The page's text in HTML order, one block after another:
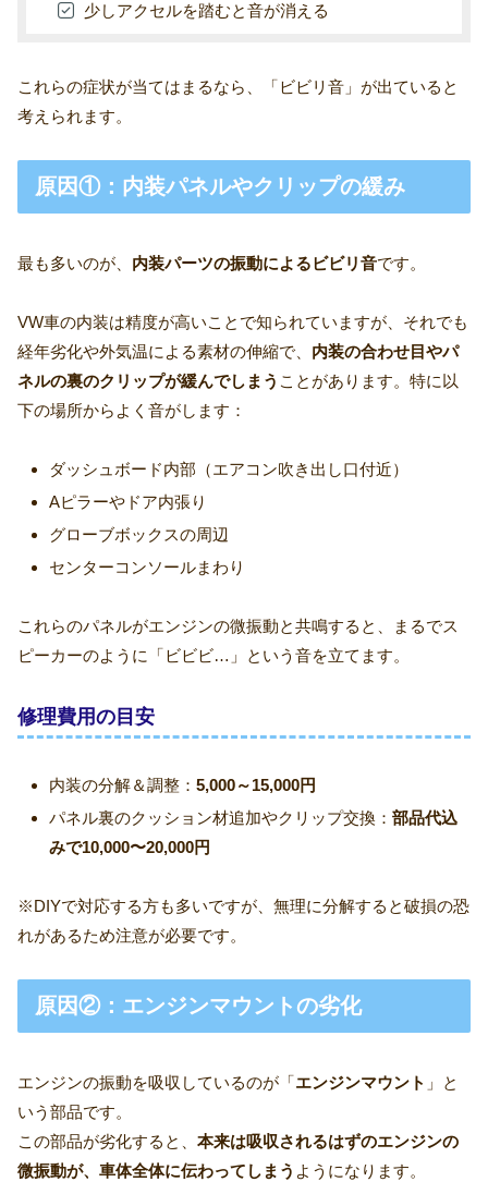
少しアクセルを踏むと音が消える
これらの症状が当てはまるなら、「ビビリ音」が出ていると
考えられます。
原因①：内装パネルやクリップの緩み
最も多いのが、 内装パーツの振動によるビビリ音です。
VW車の内装は精度が高いことで知られていますが、それでも
経年劣化や外気温による素材の伸縮で、 内装の合わせ目やパ
ネルの裏のクリップが緩んでしまう ことがあります。特に以
下の場所からよく音がします：
ダッシュボード内部（エアコン吹き出し口付近）
Aピラーやドア内張り
グローブボックスの周辺
センターコンソールまわり
これらのパネルがエンジンの微振動と共鳴すると、まるでス
ピーカーのように「ビビビ…」という音を立てます。
修理費用の目安
内装の分解＆調整： 5,000～15,000円
パネル裏のクッション材追加やクリップ交換： 部品代込
みで10,000〜20,000円
※DIYで対応する方も多いですが、無理に分解すると破損の恐
れがあるため注意が必要です。
原因②：エンジンマウントの劣化
エンジンの振動を吸収しているのが「エンジンマウント 」と
いう部品です。
この部品が劣化すると、 本来は吸収されるはずのエンジンの
微振動が、車体全体に伝わってしまう ようになります。